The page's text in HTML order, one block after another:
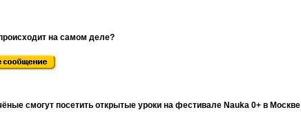
на самом деле?
смогут посетить открытые уроки на фестивале Nauka 0+ в Москве